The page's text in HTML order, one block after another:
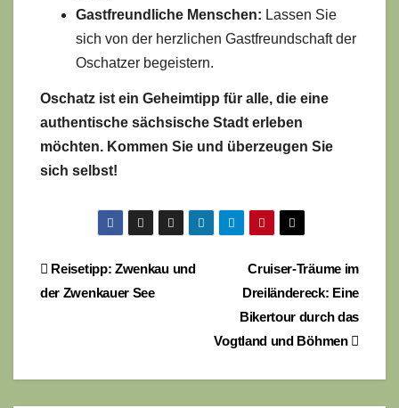
Gastfreundliche Menschen: Lassen Sie
sich von der herzlichen Gastfreundschaft der
Oschatzer begeistern.
Oschatz ist ein Geheimtipp für alle, die eine
authentische sächsische Stadt erleben
möchten. Kommen Sie und überzeugen Sie
sich selbst!
BeitragsnavigationCruiser-Träume im
Dreiländereck: Eine
Bikertour durch das
Vogtland und Böhmen
Reisetipp: Zwenkau und
der Zwenkauer See